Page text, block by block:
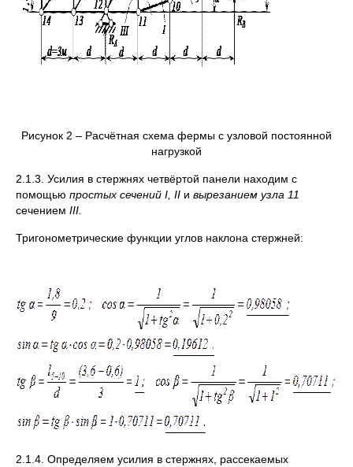
Рисунок 2 – Расчётная схема фермы с узловой постоянной
нагрузкой
2.1.3. Усилия в стержнях четвёртой панели находим с
помощью простых сечений I II и вырезанием узла 11
сечением III
Тригонометрические функции углов наклона стержней:
2.1.4. Определяем усилия в стержнях, рассекаемых